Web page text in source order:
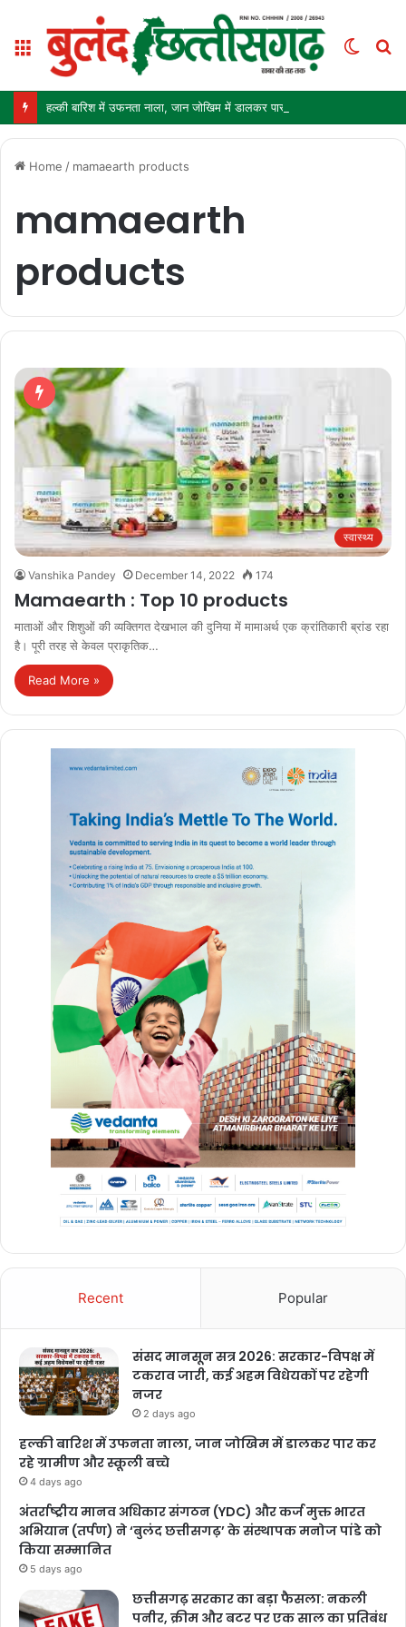
Menu
Switch
Home / mamaearth products
mamaearth
products
स्वास्थ्य
Vanshika Pandey December 14, 2022 174
Mamaearth : Top 10 products
माताओं और शिशुओं की व्यक्तिगत देखभाल की दुनिया में मामाअर्थ एक क्रांतिकारी ब्रांड रहा
है। पूरी तरह से केवल प्राकृतिक…
Read More »
Recent Popular
संसद मानसून सत्र 2026: सरकार-विपक्ष में
टकराव जारी, कई अहम विधेयकों पर रहेगी
नजर
2 days ago
हल्की बारिश में उफनता नाला, जान जोखिम में डालकर पार कर
रहे ग्रामीण और स्कूली बच्चे
4 days ago
अंतर्राष्ट्रीय मानव अधिकार संगठन (YDC) और कर्ज मुक्त भारत
अभियान (तर्पण) ने ‘बुलंद छत्तीसगढ़’ के संस्थापक मनोज पांडे को
किया सम्मानित
5 days ago
छत्तीसगढ़ सरकार का बड़ा फैसला: नकली
पनीर, क्रीम और बटर पर एक साल का प्रतिबंध